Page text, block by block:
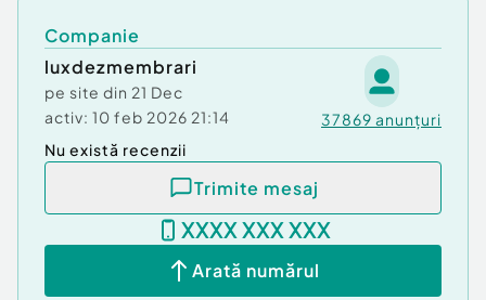
Companie
luxdezmembrari
pe site din 21 Dec
activ: 10 feb 2026 21:14 37869 anunțuri
Nu există recenzii
Trimite mesaj
XXXX XXX XXX
Arată numărul